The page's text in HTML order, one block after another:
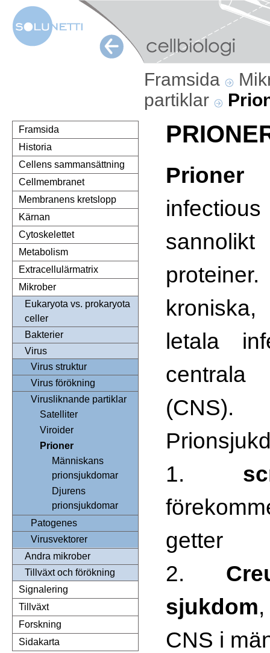
Framsida
partiklar
Framsida
Historia
Cellens sammansättning
Cellmembranet
Membranens kretslopp
Kärnan
Cytoskelettet
Metabolism
Extracellulärmatrix
Mikrober
Eukaryota vs. prokaryota
celler
Bakterier
Virus
Virus struktur
Virus förökning
Virusliknande partiklar
Satelliter
Viroider
Prioner
Människans
prionsjukdomar
Djurens
prionsjukdomar
Patogenes
Virusvektorer
Andra mikrober
Tillväxt och förökning
Signalering
Tillväxt
Forskning
Sidakarta
letala
centrala
(CNS).
1.
getter
2.
sjukdom
CNS i